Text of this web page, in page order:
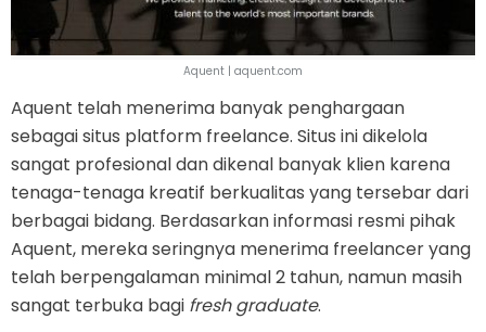
Aquent | aquent.com
Aquent telah menerima banyak penghargaan
sebagai situs platform freelance. Situs ini dikelola
sangat profesional dan dikenal banyak klien karena
tenaga-tenaga kreatif berkualitas yang tersebar dari
berbagai bidang. Berdasarkan informasi resmi pihak
Aquent, mereka seringnya menerima freelancer yang
telah berpengalaman minimal 2 tahun, namun masih
sangat terbuka bagi fresh graduate.